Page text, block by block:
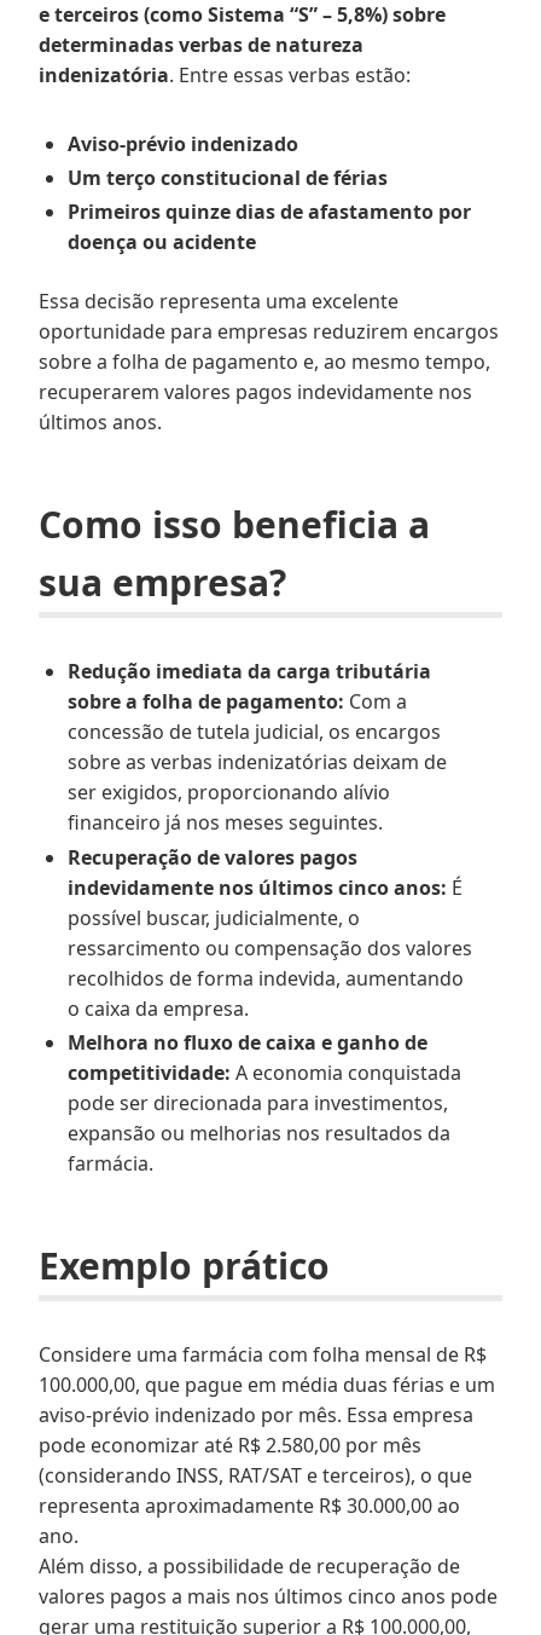
e terceiros (como Sistema “S” – 5,8%) sobre
determinadas verbas de natureza
indenizatória. Entre essas verbas estão:
Aviso-prévio indenizado
Um terço constitucional de férias
Primeiros quinze dias de afastamento por
doença ou acidente
Essa decisão representa uma excelente
oportunidade para empresas reduzirem encargos
sobre a folha de pagamento e, ao mesmo tempo,
recuperarem valores pagos indevidamente nos
últimos anos.
Como isso beneficia a
sua empresa?
Redução imediata da carga tributária
sobre a folha de pagamento: Com a
concessão de tutela judicial, os encargos
sobre as verbas indenizatórias deixam de
ser exigidos, proporcionando alívio
financeiro já nos meses seguintes.
Recuperação de valores pagos
indevidamente nos últimos cinco anos: É
possível buscar, judicialmente, o
ressarcimento ou compensação dos valores
recolhidos de forma indevida, aumentando
o caixa da empresa.
Melhora no fluxo de caixa e ganho de
competitividade: A economia conquistada
pode ser direcionada para investimentos,
expansão ou melhorias nos resultados da
farmácia.
Exemplo prático
Considere uma farmácia com folha mensal de R$
100.000,00, que pague em média duas férias e um
aviso-prévio indenizado por mês. Essa empresa
pode economizar até R$ 2.580,00 por mês
(considerando INSS, RAT/SAT e terceiros), o que
representa aproximadamente R$ 30.000,00 ao
ano.
Além disso, a possibilidade de recuperação de
valores pagos a mais nos últimos cinco anos pode
gerar uma restituição superior a R$ 100.000,00,